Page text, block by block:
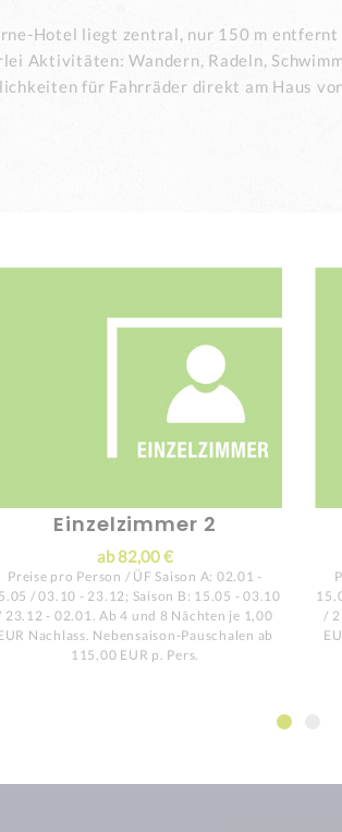
Hotel liegt zentral, nur 150 m
Aktivitäten: Wandern, Radeln,
für Fahrräder direkt am Haus
Einzelzimmer 2
ab 82,00 €
Preise pro Person / ÜF Saison A: 02.01 -
/ 03.10 - 23.12; Saison B: 15.05 - 03.10
23.12 - 02.01. Ab 4 und 8 Nächten je 1,00
Nachlass. Nebensaison-Pauschalen ab
115,00 EUR p. Pers.
/